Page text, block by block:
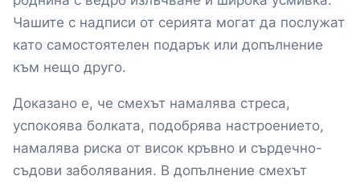
Чашите с надписи от серията могат да послужат
като самостоятелен подарък или допълнение
към нещо друго.
Доказано е, че смехът намалява стреса,
успокоява болката, подобрява настроението,
намалява риска от висок кръвно и сърдечно-
съдови заболявания. В допълнение смехът